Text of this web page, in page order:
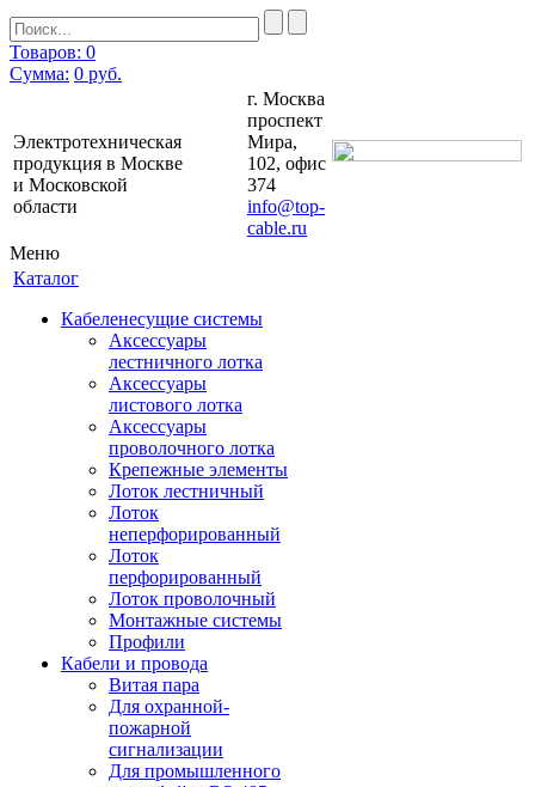
Товаров: 0
Сумма: 0 руб.
Электротехническая
продукция в Москве
и Московской
области
г. Москва
проспект
Мира,
102, офис
374
info@top-
cable.ru
Меню
Каталог
Кабеленесущие системы
Аксессуары
лестничного лотка
Аксессуары
листового лотка
Аксессуары
проволочного лотка
Крепежные элементы
Лоток лестничный
Лоток
неперфорированный
Лоток
перфорированный
Лоток проволочный
Монтажные системы
Профили
Кабели и провода
Витая пара
Для охранной-
пожарной
сигнализации
Для промышленного